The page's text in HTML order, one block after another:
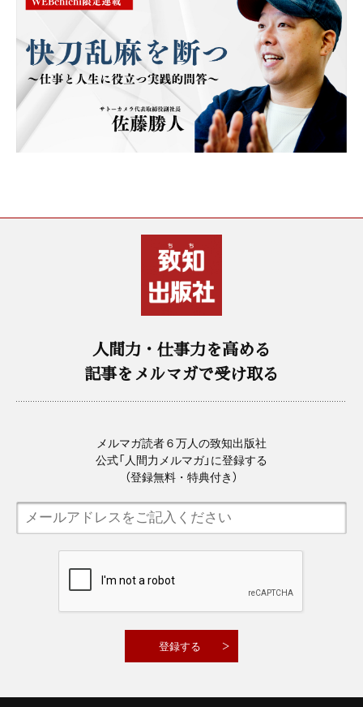
人間力・仕事力を高める
記事をメルマガで受け取る
メルマガ読者６万人の致知出版社
公式「人間力メルマガ」に登録する
（登録無料・特典付き）